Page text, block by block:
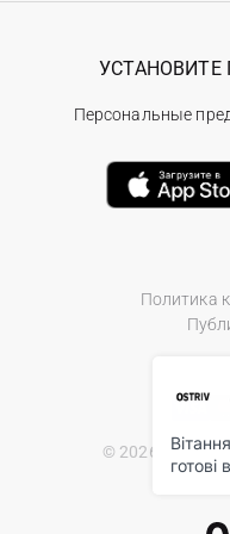
Политика
© 2026
УСТАНОВИТЕ
Персональные